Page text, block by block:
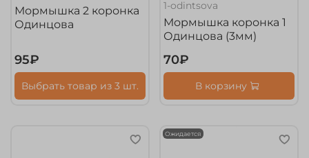
Мормышка 2 коронка
Одинцова
95₽
Выбрать товар из 3 шт.
1-odintsova
Мормышка коронка 1
Одинцова (3мм)
70₽
В корзину
Ожидается